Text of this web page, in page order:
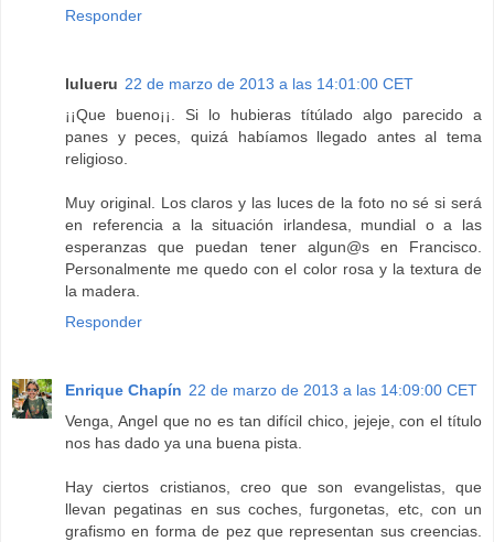
Responder
lulueru 22 de marzo de 2013 a las 14:01:00 CET
¡¡Que bueno¡¡. Si lo hubieras títúlado algo parecido a
panes y peces, quizá habíamos llegado antes al tema
religioso.
Muy original. Los claros y las luces de la foto no sé si será
en referencia a la situación irlandesa, mundial o a las
esperanzas que puedan tener algun@s en Francisco.
Personalmente me quedo con el color rosa y la textura de
la madera.
Responder
Enrique Chapín 22 de marzo de 2013 a las 14:09:00 CET
Venga, Angel que no es tan difícil chico, jejeje, con el título
nos has dado ya una buena pista.
Hay ciertos cristianos, creo que son evangelistas, que
llevan pegatinas en sus coches, furgonetas, etc, con un
grafismo en forma de pez que representan sus creencias.